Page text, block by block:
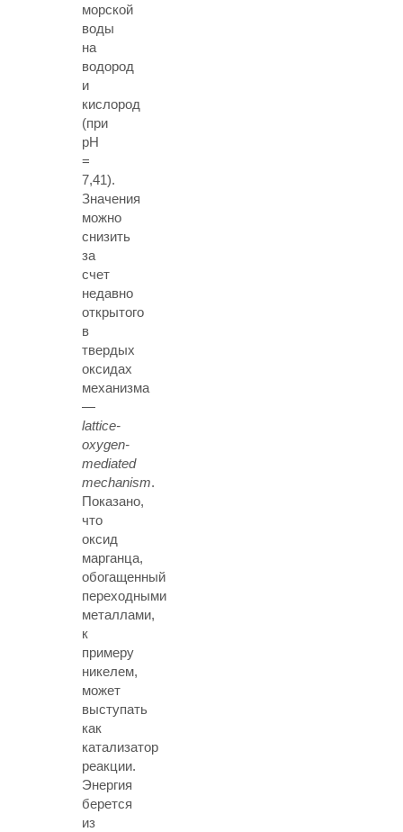
морской
воды
на
водород
и
кислород
(при
pH
=
7,41).
Значения
можно
снизить
за
счет
недавно
открытого
в
твердых
оксидах
механизма
—
lattice-
oxygen-
mediated
mechanism.
Показано,
что
оксид
марганца,
обогащенный
переходными
металлами,
к
примеру
никелем,
может
выступать
как
катализатор
реакции.
Энергия
берется
из